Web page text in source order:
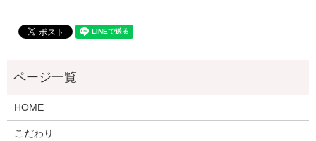
HOME
こだわり